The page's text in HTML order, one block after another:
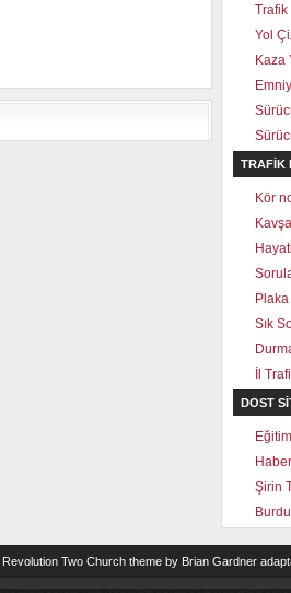
Trafik
Yol
Kaza
TRAFİK
Kör
Sık
İl
DOST
Şirin
Revolution Two Church themeby Brian Gardner